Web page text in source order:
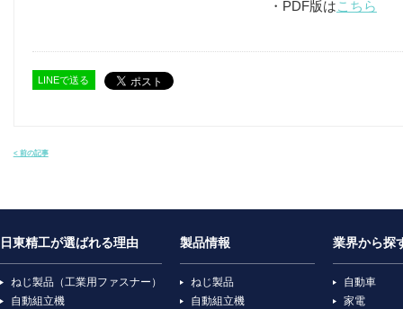
・PDF版はこちら
LINEで送る
< 前の記事
日東精工が選ばれる理由
ねじ製品（工業用ファスナー）
自動組立機
製品情報
ねじ製品
自動組立機
業界から探
自動車
家電